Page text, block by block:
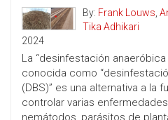
By: Frank Louws,
Tika Adhikari
2024
La “desinfestación
conocida como
(DBS)” es una alternativa a la
controlar varias
nemátodos, parásitos de